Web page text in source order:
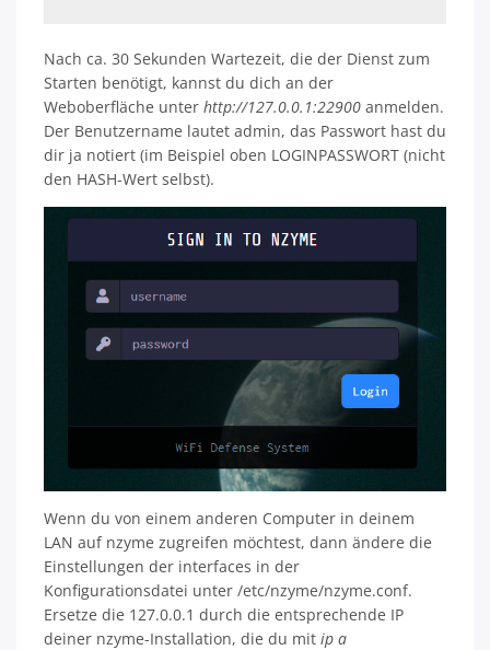
Nach ca. 30 Sekunden Wartezeit, die der Dienst zum
Starten benötigt, kannst du dich an der
Weboberfläche unter http://127.0.0.1:22900 anmelden.
Der Benutzername lautet admin, das Passwort hast du
dir ja notiert (im Beispiel oben LOGINPASSWORT (nicht
den HASH-Wert selbst).
Wenn du von einem anderen Computer in deinem
LAN auf nzyme zugreifen möchtest, dann ändere die
Einstellungen der interfaces in der
Konfigurationsdatei unter /etc/nzyme/nzyme.conf.
Ersetze die 127.0.0.1 durch die entsprechende IP
deiner nzyme-Installation, die du mit ip a